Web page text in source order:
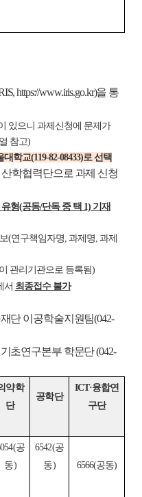
https://www.iris.go.kr)을 통
있으니 과제신청에 문제가
참고)
학교(119-82-08433)로 선택
산학협력단으로 과제 신청
형(공동/단독 중 택 1) 기재
(연구책임자명, 과제명, 과제
관리기관으로 등록됨)
서 최종접수 불가
단 이공학술지원팀(042-
초연구본부 학문단 (042-
약학
단
공학단
ICT·융합연
구단
공
동)
6542(공
동)
6566(공동)